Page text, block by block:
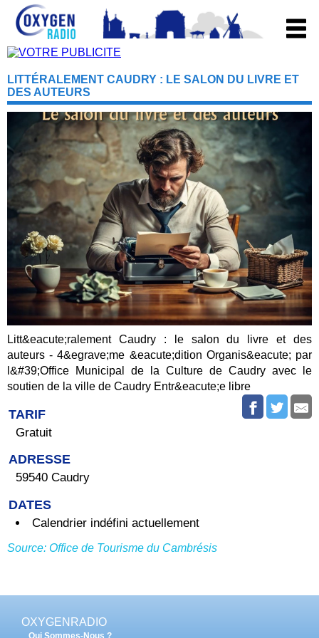
LITTÉRALEMENT CAUDRY : LE SALON DU LIVRE ET
DES AUTEURS
Litt&eacute;ralement Caudry : le salon du livre et des
auteurs - 4&egrave;me &eacute;dition Organis&eacute; par
l&#39;Office Municipal de la Culture de Caudry avec le
soutien de la ville de Caudry Entr&eacute;e libre
TARIF
Gratuit
ADRESSE
59540 Caudry
DATES
Calendrier indéfini actuellement
Source: Office de Tourisme du Cambrésis
OXYGENRADIO
Qui Sommes-Nous ?